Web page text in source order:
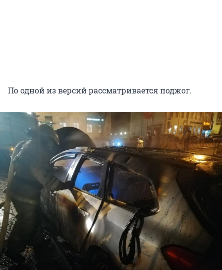
По одной из версий рассматривается поджог.